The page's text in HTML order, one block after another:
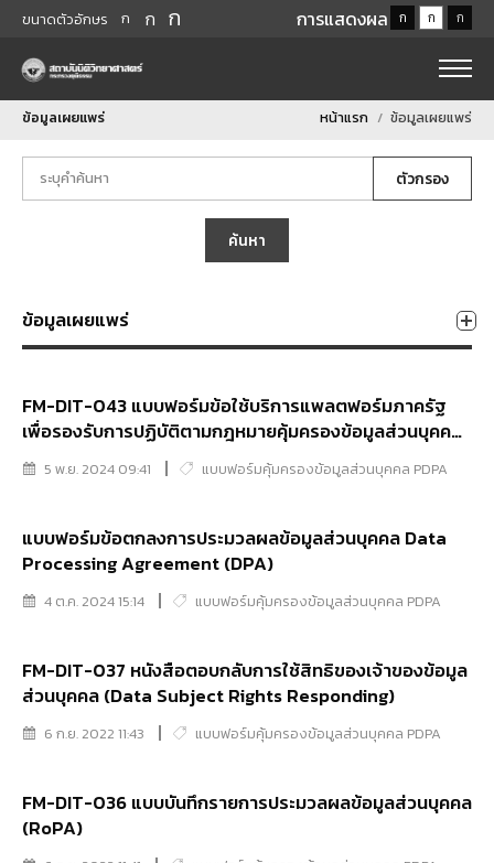
ขนาดตัวอักษร ก ก ก การแสดงผล ก ก ก
ข้อมูลเผยแพร่ หน้าแรก ข้อมูลเผยแพร่
ตัวกรอง
ค้นหา
ข้อมูลเผยแพร่
FM-DIT-043 แบบฟอร์มข้อใช้บริการแพลตฟอร์มภาครัฐ
เพื่อรองรับการปฏิบัติตามกฎหมายคุ้มครองข้อมูลส่วนบุคคล
GPPC5 พ.ย. 2024 09:41 แบบฟอร์มคุ้มครองข้อมูลส่วนบุคคล PDPA
แบบฟอร์มข้อตกลงการประมวลผลข้อมูลส่วนบุคคล Data
Processing Agreement (DPA)
4 ต.ค. 2024 15:14 แบบฟอร์มคุ้มครองข้อมูลส่วนบุคคล PDPA
FM-DIT-037 หนังสือตอบกลับการใช้สิทธิของเจ้าของข้อมูล
ส่วนบุคคล (Data Subject Rights Responding)
6 ก.ย. 2022 11:43 แบบฟอร์มคุ้มครองข้อมูลส่วนบุคคล PDPA
FM-DIT-036 แบบบันทึกรายการประมวลผลข้อมูลส่วนบุคคล
(RoPA)